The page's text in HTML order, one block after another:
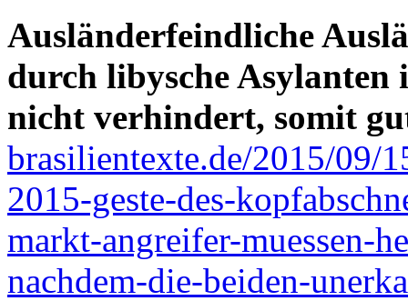
Ausländerfeindliche
durch libysche
nicht verhindert, somit
brasilientexte.de/2015/09/
2015-geste-des-
markt-angreifer-muessen-
nachdem-die-beiden-